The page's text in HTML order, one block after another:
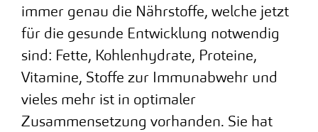
immer genau die Nährstoffe, welche jetzt
für die gesunde Entwicklung notwendig
sind: Fette, Kohlenhydrate, Proteine,
Vitamine, Stoffe zur Immunabwehr und
vieles mehr ist in optimaler
Zusammensetzung vorhanden. Sie hat